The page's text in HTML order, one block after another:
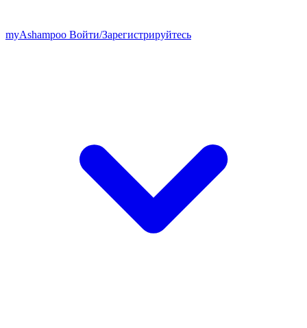
myAshampoo Войти/Зарегистрируйтесь